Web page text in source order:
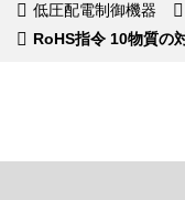
低圧配電制御機器
RoHS指令 10物質の